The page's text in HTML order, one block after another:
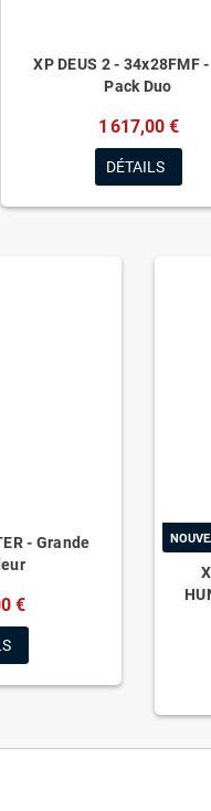
XP DEUS 2 - 34x28FMF -
Pack Duo
1 617,00 €
DÉTAILS
- Grande
€